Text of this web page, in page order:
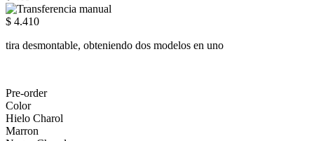
$ 4.410
tira desmontable, obteniendo dos modelos en uno
Pre-order
Color
Hielo Charol
Marron